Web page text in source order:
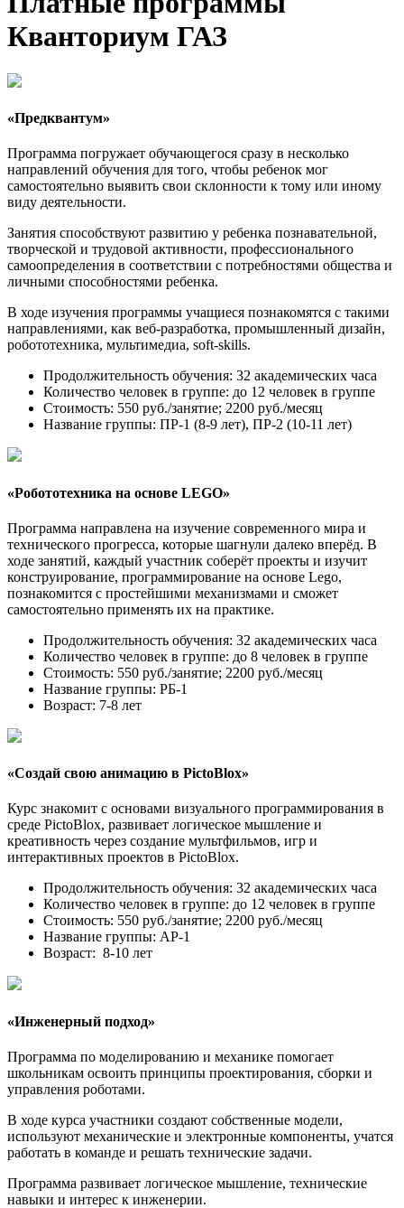
Кванториум ГАЗ
«Предквантум»
Программа погружает обучающегося сразу в несколько
направлений обучения для того, чтобы ребенок мог
самостоятельно выявить свои склонности к тому или иному
виду деятельности.
Занятия способствуют развитию у ребенка познавательной,
творческой и трудовой активности, профессионального
самоопределения в соответствии с потребностями общества и
личными способностями ребенка.
В ходе изучения программы учащиеся познакомятся с такими
направлениями, как веб-разработка, промышленный дизайн,
робототехника, мультимедиа, soft-skills.
Продолжительность обучения: 32 академических часа
Количество человек в группе: до 12 человек в группе
Стоимость: 550 руб./занятие; 2200 руб./месяц
Название группы: ПР-1 (8-9 лет), ПР-2 (10-11 лет)
«Робототехника на основе LEGO»
Программа направлена на изучение современного мира и
технического прогресса, которые шагнули далеко вперёд. В
ходе занятий, каждый участник соберёт проекты и изучит
конструирование, программирование на основе Lego,
познакомится с простейшими механизмами и сможет
самостоятельно применять их на практике.
Продолжительность обучения: 32 академических часа
Количество человек в группе: до 8 человек в группе
Стоимость: 550 руб./занятие; 2200 руб./месяц
Название группы: РБ-1
Возраст: 7-8 лет
«Создай свою анимацию в PictoBlox»
Курс знакомит с основами визуального программирования в
среде PictoBlox, развивает логическое мышление и
креативность через создание мультфильмов, игр и
интерактивных проектов в PictoBlox.
Продолжительность обучения: 32 академических часа
Количество человек в группе: до 12 человек в группе
Стоимость: 550 руб./занятие; 2200 руб./месяц
Название группы: АР-1
Возраст: 8-10 лет
«Инженерный подход»
Программа по моделированию и механике помогает
школьникам освоить принципы проектирования, сборки и
управления роботами.
В ходе курса участники создают собственные модели,
используют механические и электронные компоненты, учатся
работать в команде и решать технические задачи.
Программа развивает логическое мышление, технические
навыки и интерес к инженерии.